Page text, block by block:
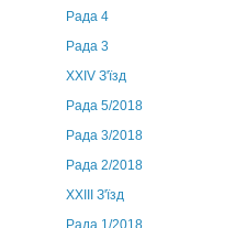
Рада 4
Рада 3
ХХIV З'їзд
Рада 5/2018
Рада 3/2018
Рада 2/2018
XXIII З'їзд
Рада 1/2018